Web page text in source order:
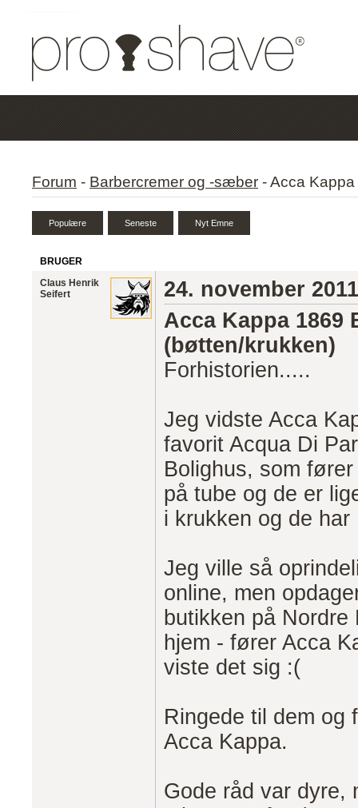
Forum - Barbercremer og -sæber -Acca
BRUGER
Claus Henrik
Seifert
24. november 2011
Acca Kappa 1869
(bøtten/krukken)
Forhistorien.....
Jeg vidste Acca
favorit Acqua Di
Bolighus, som
på tube og de er
i krukken og de
Jeg ville så
online, men
butikken på
hjem - fører Acca
viste det sig :(
Ringede til dem
Acca Kappa.
Gode råd var